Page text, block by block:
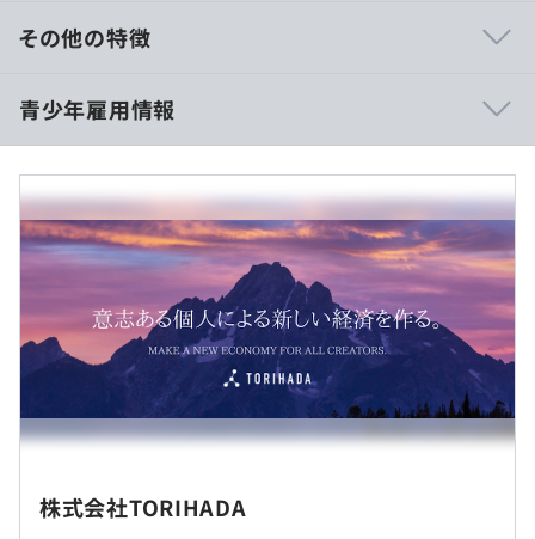
ー、アパレル店員、医療事務など様々なバックグラウンド
を持った人たちが集まるチームです。
当事者意識が強く、自分が会社を成長させ、社会を良くし
たい。自分の関わる人の幸せにまで貢献したい。という価
値観の人にとっては、間違いなく働きやすい環境です。
平均年齢28歳と若い会社であり、年功序列ではなく成果
を評価する社風です。
そのため、新卒2年目で事業責任者に抜擢される人も多数
排出しています。
他にもメンバーがやりがいだけでなく、物心両面の幸福を
追求できるよう業界最高水準の給与や、家族の誕生月には
休暇が取れる制度や産休、育休制度までしっかり整え、事
※リモート勤務可
就業場所の変更範囲
※見込み残業代（40時間分）：80,300円（超過分につい
ては別途支給）
決算賞与：年2回 ※業績によって支給有無や金額が変動
（※想定年収は年収提示額を保証するものではありません）
主性に任せています。
その他の特徴
青少年雇用情報
過去３年間の新卒採用者数・離職者数
前年度 採用者数7人 離職者数1人
2年度前 採用者数7人 離職者数3人
3年度前 採用者数5人 離職者数2人
過去３年間の新卒採用者数の男女別人数
前年度 男性4人 女性3人
2年度前 男性3人 女性4人
3年度前 男性2人 女性3人
株式会社TORIHADA